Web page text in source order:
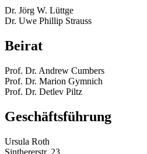
Dr. Jörg W. Lüttge
Dr. Uwe Phillip Strauss
Beirat
Prof. Dr. Andrew Cumbers
Prof. Dr. Marion Gymnich
Prof. Dr. Detlev Piltz
Geschäftsführung
Ursula Roth
Sinthererstr. 23